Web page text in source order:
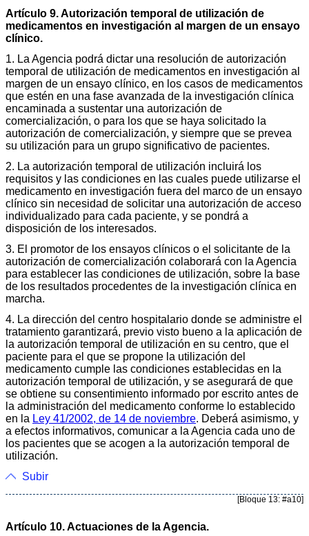
Artículo 9. Autorización temporal de utilización de
medicamentos en investigación al margen de un ensayo
clínico.
1. La Agencia podrá dictar una resolución de autorización
temporal de utilización de medicamentos en investigación al
margen de un ensayo clínico, en los casos de medicamentos
que estén en una fase avanzada de la investigación clínica
encaminada a sustentar una autorización de
comercialización, o para los que se haya solicitado la
autorización de comercialización, y siempre que se prevea
su utilización para un grupo significativo de pacientes.
2. La autorización temporal de utilización incluirá los
requisitos y las condiciones en las cuales puede utilizarse el
medicamento en investigación fuera del marco de un ensayo
clínico sin necesidad de solicitar una autorización de acceso
individualizado para cada paciente, y se pondrá a
disposición de los interesados.
3. El promotor de los ensayos clínicos o el solicitante de la
autorización de comercialización colaborará con la Agencia
para establecer las condiciones de utilización, sobre la base
de los resultados procedentes de la investigación clínica en
marcha.
4. La dirección del centro hospitalario donde se administre el
tratamiento garantizará, previo visto bueno a la aplicación de
la autorización temporal de utilización en su centro, que el
paciente para el que se propone la utilización del
medicamento cumple las condiciones establecidas en la
autorización temporal de utilización, y se asegurará de que
se obtiene su consentimiento informado por escrito antes de
la administración del medicamento conforme lo establecido
en la Ley 41/2002, de 14 de noviembre. Deberá asimismo, y
a efectos informativos, comunicar a la Agencia cada uno de
los pacientes que se acogen a la autorización temporal de
utilización.
Subir
[Bloque 13: #a10]
Artículo 10. Actuaciones de la Agencia.